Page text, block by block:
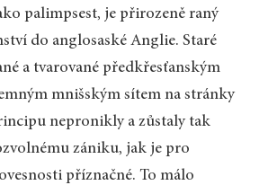
palimpsest, je přirozeně raný
do anglosaské Anglie. Staré
a tvarované předkřesťanským
mnišským sítem na stránky
nepronikly a zůstaly tak
zániku, jak je pro
příznačné. To málo